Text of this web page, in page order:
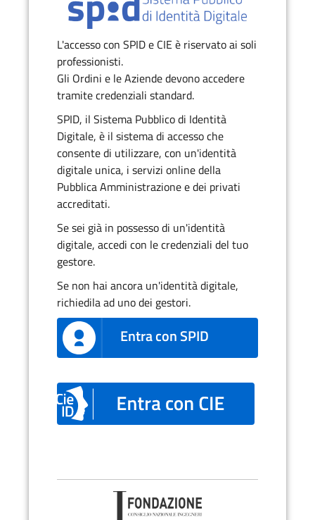
L'accesso con SPID e CIE è riservato ai soli
professionisti.
Gli Ordini e le Aziende devono accedere
tramite credenziali standard.
SPID, il Sistema Pubblico di Identità
Digitale, è il sistema di accesso che
consente di utilizzare, con un'identità
digitale unica, i servizi online della
Pubblica Amministrazione e dei privati
accreditati.
Se sei già in possesso di un'identità
digitale, accedi con le credenziali del tuo
gestore.
Se non hai ancora un'identità digitale,
richiedila ad uno dei gestori.
Entra con SPID